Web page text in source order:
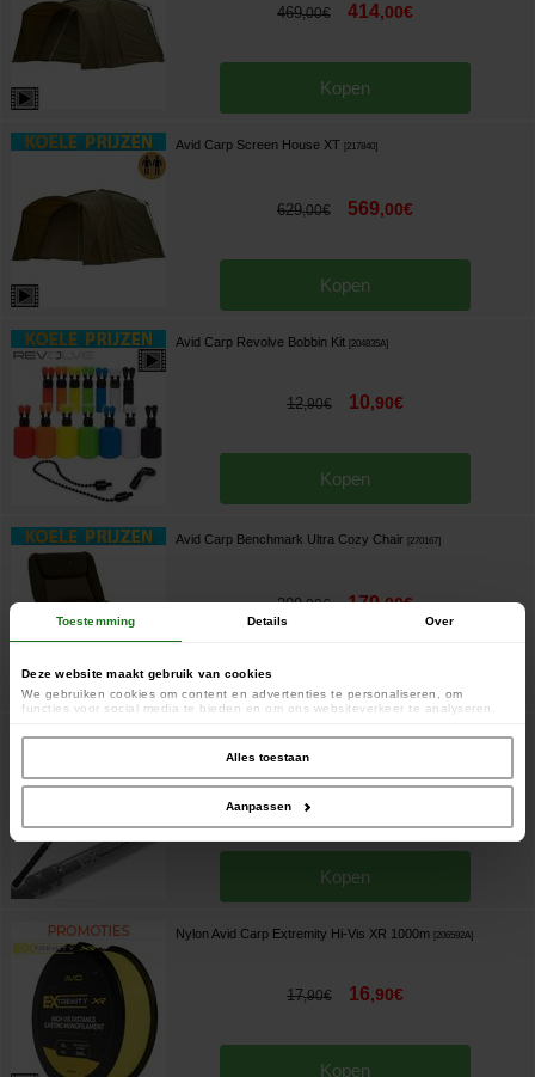
Toestemming Details Over
Deze website maakt gebruik van cookies
We gebruiken cookies om content en advertenties te personaliseren, om
functies voor social media te bieden en om ons websiteverkeer te analyseren.
social media, adverteren en analyse. Deze partners kunnen deze gegevens
combineren met andere informatie die u aan ze heeft verstrekt of die ze hebben
verzameld op basis van uw gebruik van hun services.
Alles toestaan
Aanpassen
469,00€ 414,00€
Kopen
Avid Carp Screen House XT 217840]
629,00€ 569,00€
Kopen
Avid Carp Revolve Bobbin Kit 204835A]
12,90€ 10,90€
Kopen
Avid Carp Benchmark Ultra Cozy Chair 270167]
209,00€ 179,00€
Avid Carp Extremity 80cm 24mm Werpstok [213705]
59 ,90
Kopen
Nylon Avid Carp Extremity Hi-Vis XR 1000m 206592A]
17,90€ 16,90€
Kopen